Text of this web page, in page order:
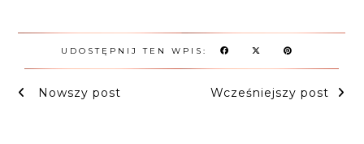
UDOSTĘPNIJ TEN WPIS:
Nowszy post Wcześniejszy post